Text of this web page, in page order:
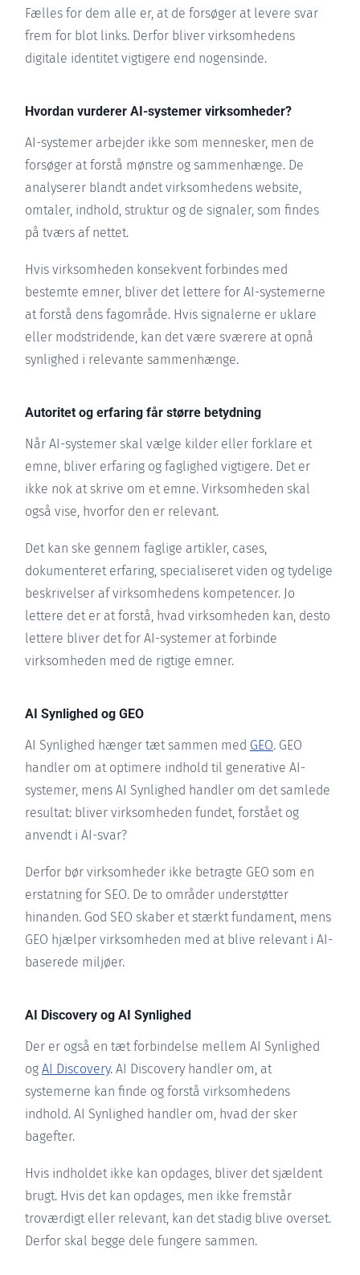
Fælles for dem alle er, at de forsøger at levere svar
frem for blot links. Derfor bliver virksomhedens
digitale identitet vigtigere end nogensinde.
Hvordan vurderer AI-systemer virksomheder?
AI-systemer arbejder ikke som mennesker, men de
forsøger at forstå mønstre og sammenhænge. De
analyserer blandt andet virksomhedens website,
omtaler, indhold, struktur og de signaler, som findes
på tværs af nettet.
Hvis virksomheden konsekvent forbindes med
bestemte emner, bliver det lettere for AI-systemerne
at forstå dens fagområde. Hvis signalerne er uklare
eller modstridende, kan det være sværere at opnå
synlighed i relevante sammenhænge.
Autoritet og erfaring får større betydning
Når AI-systemer skal vælge kilder eller forklare et
emne, bliver erfaring og faglighed vigtigere. Det er
ikke nok at skrive om et emne. Virksomheden skal
også vise, hvorfor den er relevant.
Det kan ske gennem faglige artikler, cases,
dokumenteret erfaring, specialiseret viden og tydelige
beskrivelser af virksomhedens kompetencer. Jo
lettere det er at forstå, hvad virksomheden kan, desto
lettere bliver det for AI-systemer at forbinde
virksomheden med de rigtige emner.
AI Synlighed og GEO
AI Synlighed hænger tæt sammen med GEO. GEO
handler om at optimere indhold til generative AI-
systemer, mens AI Synlighed handler om det samlede
resultat: bliver virksomheden fundet, forstået og
anvendt i AI-svar?
Derfor bør virksomheder ikke betragte GEO som en
erstatning for SEO. De to områder understøtter
hinanden. God SEO skaber et stærkt fundament, mens
GEO hjælper virksomheden med at blive relevant i AI-
baserede miljøer.
AI Discovery og AI Synlighed
Der er også en tæt forbindelse mellem AI Synlighed
og AI Discovery. AI Discovery handler om, at
systemerne kan finde og forstå virksomhedens
indhold. AI Synlighed handler om, hvad der sker
bagefter.
Hvis indholdet ikke kan opdages, bliver det sjældent
brugt. Hvis det kan opdages, men ikke fremstår
troværdigt eller relevant, kan det stadig blive overset.
Derfor skal begge dele fungere sammen.